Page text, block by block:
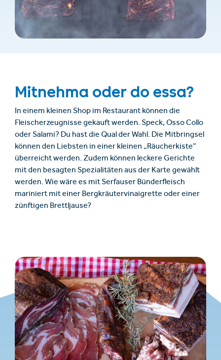
Mitnehma oder do essa?
In einem kleinen Shop im Restaurant können die
Fleischerzeugnisse gekauft werden. Speck, Osso Collo
oder Salami? Du hast die Qual der Wahl. Die Mitbringsel
können den Liebsten in einer kleinen „Räucherkiste“
überreicht werden. Zudem können leckere Gerichte
mit den besagten Spezialitäten aus der Karte gewählt
werden. Wie wäre es mit Serfauser Bünderfleisch
mariniert mit einer Bergkräutervinaigrette oder einer
zünftigen Brettljause?